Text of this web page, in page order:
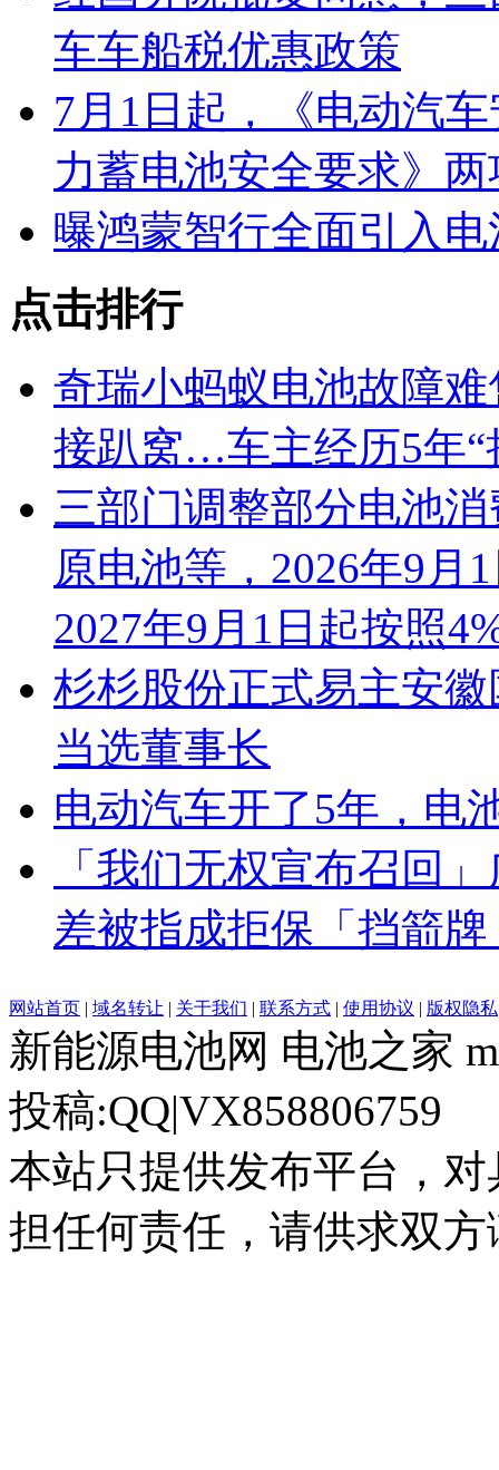
车车船税优惠政策
7月1日起，《电动汽
力蓄电池安全要求》
曝鸿蒙智行全面引入
点击排行
奇瑞小蚂蚁电池故障
接趴窝…车主经历5年“
三部门调整部分电池
原电池等，2026年9月
2027年9月1日起按照
杉杉股份正式易主安
当选董事长
电动汽车开了5年，电
「我们无权宣布召回
差被指成拒保「挡箭
网站首页 | 域名转让 | 关于我们 | 联系方式 | 使用协议 | 版权隐私
新能源电池网 电池之家
投稿:QQ|VX858806759
本站只提供发布平台，
担任何责任，请供求双